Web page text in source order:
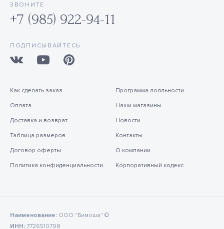
ЗВОНИТЕ
+7 (985) 922-94-11
ПОДПИСЫВАЙТЕСЬ
Как сделать заказ
Оплата
Доставка и возврат
Таблица размеров
Договор оферты
Политика конфиденциальности
Программа лояльности
Наши магазины
Новости
Контакты
О компании
Корпоративный кодекс
Наименование: ООО "Бимоша" ©
ИНН: 7726510798